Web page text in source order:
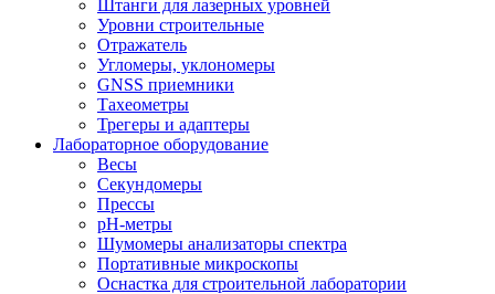
Штанги для лазерных уровней
Уровни строительные
Отражатель
Угломеры, уклономеры
GNSS приемники
Тахеометры
Трегеры и адаптеры
Лабораторное оборудование
Весы
Секундомеры
Прессы
pH-метры
Шумомеры анализаторы спектра
Портативные микроскопы
Оснастка для строительной лаборатории